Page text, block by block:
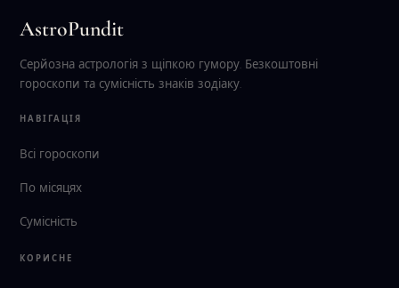
AstroPundit
Серйозна астрологія з щіпкою гумору. Безкоштовні
гороскопи та сумісність знаків зодіаку.
НАВІГАЦІЯ
Всі гороскопи
По місяцях
Сумісність
КОРИСНЕ